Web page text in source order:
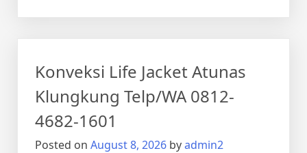
Klungkung
Telp/WA
0812-
1601
Konveksi Life Jacket Atunas
Klungkung Telp/WA 0812-
4682-1601
Posted on August 8, 2026 byadmin2